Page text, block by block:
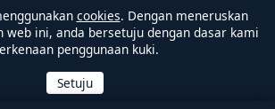
cookies. Dengan meneruskan
web ini, anda bersetuju dengan dasar kami
penggunaan kuki.